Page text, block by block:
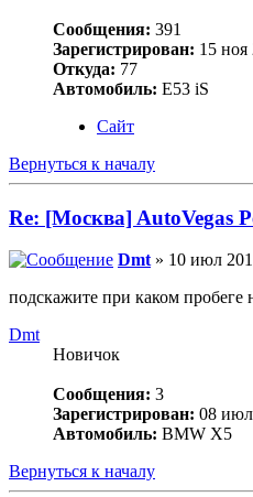
Сообщения: 391
Зарегистрирован: 15 ноя
Откуда: 77
Автомобиль: Е53 iS
Сайт
Вернуться к началу
Re: [Москва] AutoVegas
Dmt » 10 июл
подскажите при каком
Dmt
Новичок
Сообщения: 3
Зарегистрирован: 08
Автомобиль: BMW X5
Вернуться к началу